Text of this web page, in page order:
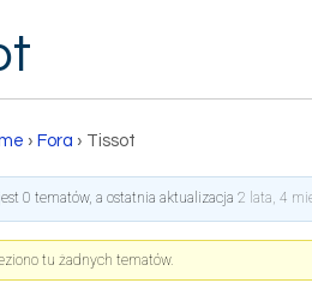
› Fora › Tissot
0 tematów, a ostatnia aktualizacja2 lata, 4
tu żadnych tematów.